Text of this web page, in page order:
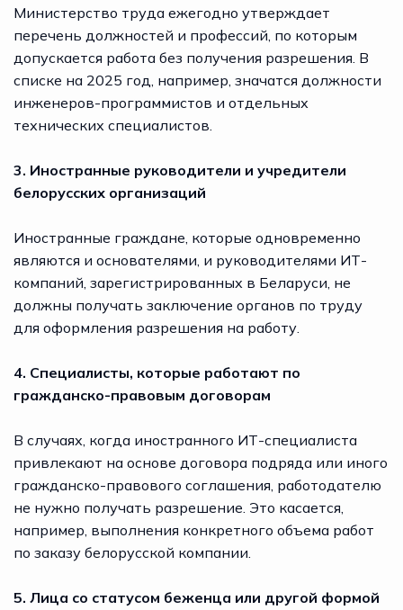
Министерство труда ежегодно утверждает
перечень должностей и профессий, по которым
допускается работа без получения разрешения. В
списке на 2025 год, например, значатся должности
инженеров-программистов и отдельных
технических специалистов.
3. Иностранные руководители и учредители
белорусских организаций
Иностранные граждане, которые одновременно
являются и основателями, и руководителями ИТ-
компаний, зарегистрированных в Беларуси, не
должны получать заключение органов по труду
для оформления разрешения на работу.
4. Специалисты, которые работают по
гражданско-правовым договорам
В случаях, когда иностранного ИТ-специалиста
привлекают на основе договора подряда или иного
гражданско-правового соглашения, работодателю
не нужно получать разрешение. Это касается,
например, выполнения конкретного объема работ
по заказу белорусской компании.
5. Лица со статусом беженца или другой формой